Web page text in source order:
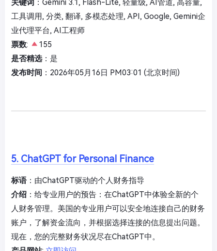
关键词 ：Gemini 3.1, Flash-Lite, 轻量级, AI管道, 高容量,
工具调用, 分类, 翻译, 多模态处理, API, Google, Gemini企
业代理平台, AI工程师
票数:
155
是否精选：是
发布时间 ：2026年05月16日 PM03:01 (北京时间)
5. ChatGPT for Personal Finance
标语：由ChatGPT驱动的个人财务指导
介绍 ：给专业用户的预告：在ChatGPT中体验全新的个
人财务管理。美国的专业用户可以安全地连接自己的财务
账户，了解资金流向，并根据选择连接的信息提出问题。
现在，您的完整财务状况尽在ChatGPT中。